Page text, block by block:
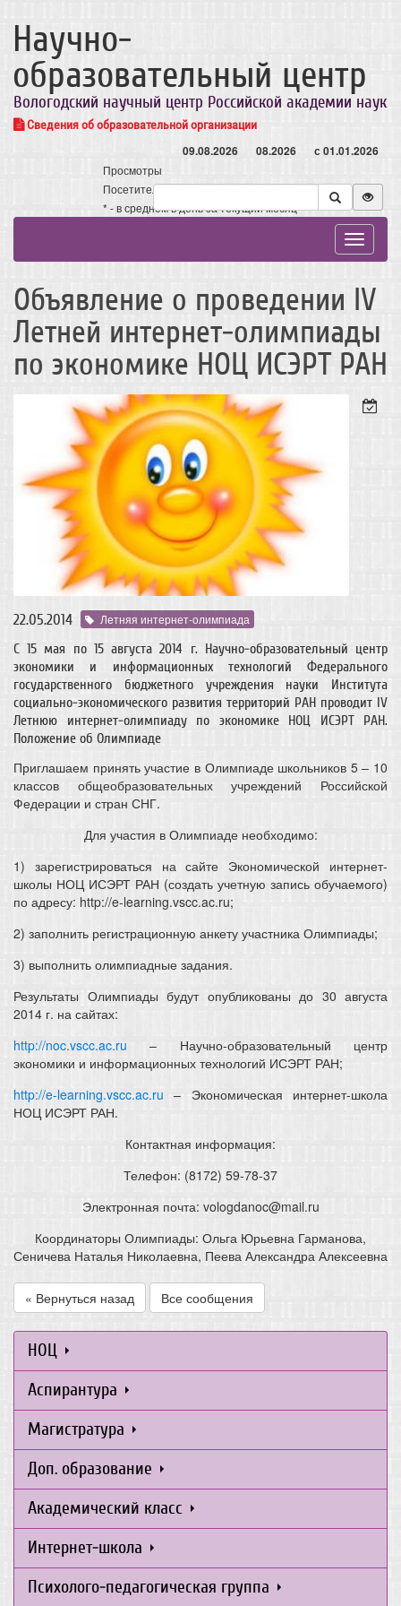
Научно-
образовательный центр
Вологодский научный центр Российской академии наук
Сведения об образовательной организации
09.08.2026 08.2026 с 01.01.2026
Просмотры
Посетители
* - в среднем в день за текущий месяц
Toggle
Объявление о проведении IV
Летней интернет-олимпиады
по экономике НОЦ ИСЭРТ РАН
22.05.2014 Летняя интернет-олимпиада
С 15 мая по 15 августа 2014 г. Научно-образовательный центр
экономики и информационных технологий Федерального
государственного бюджетного учреждения науки Института
социально-экономического развития территорий РАН проводит IV
Летнюю интернет-олимпиаду по экономике НОЦ ИСЭРТ РАН.
Положение об Олимпиаде
Приглашаем принять участие в Олимпиаде школьников 5 – 10
классов общеобразовательных учреждений Российской
Федерации и стран СНГ.
Для участия в Олимпиаде необходимо:
1) зарегистрироваться на сайте Экономической интернет-
школы НОЦ ИСЭРТ РАН (создать учетную запись обучаемого)
по адресу: http://e-learning.vscc.ac.ru;
2) заполнить регистрационную анкету участника Олимпиады;
3) выполнить олимпиадные задания.
Результаты Олимпиады будут опубликованы до 30 августа
2014 г. на сайтах:
http://noc.vscc.ac.ru – Научно-образовательный центр
экономики и информационных технологий ИСЭРТ РАН;
http://e-learning.vscc.ac.ru – Экономическая интернет-школа
НОЦ ИСЭРТ РАН.
Контактная информация:
Телефон: (8172) 59-78-37
Электронная почта: vologdanoc@mail.ru
Координаторы Олимпиады: Ольга Юрьевна Гарманова,
Сеничева Наталья Николаевна, Пеева Александра Алексеевна
« Вернуться назад Все сообщения
НОЦ
Аспирантура
Магистратура
Доп. образование
Академический класс
Интернет-школа
Психолого-педагогическая группа